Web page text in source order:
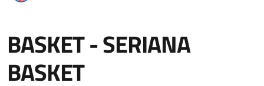
BASKET - SERIANA
BASKET